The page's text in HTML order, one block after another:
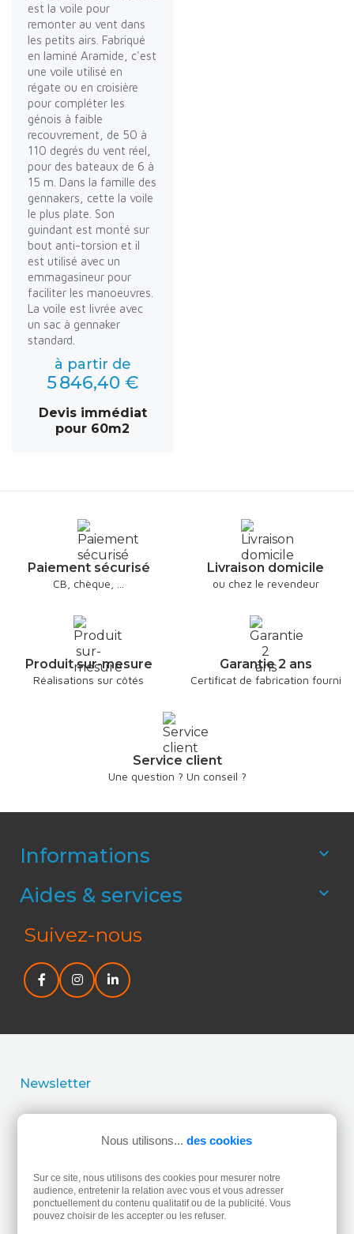
est la voile pour
remonter au vent dans
les petits airs. Fabriqué
en laminé Aramide, c'est
une voile utilisé en
régate ou en croisière
pour compléter les
génois à faible
recouvrement, de 50 à
110 degrés du vent réel,
pour des bateaux de 6 à
15 m. Dans la famille des
gennakers, cette la voile
le plus plate. Son
guindant est monté sur
bout anti-torsion et il
est utilisé avec un
emmagasineur pour
faciliter les manoeuvres.
La voile est livrée avec
un sac à gennaker
standard.
à partir de
5 846,40 €
Devis immédiat
pour 60m2
Paiement sécurisé
CB, chèque, ...
Livraison domicile
ou chez le revendeur
Produit sur-mesure
Réalisations sur côtés
Garantie 2 ans
Certificat de fabrication fourni
Service client
Une question ? Un conseil ?
Informations 
Aides & services 
Suivez-nous
Newsletter
l’utilisation de mes données personnelles.Lire la politique
Nous utilisons... des cookies
Sur ce site, nous utilisons des cookies pour mesurer notre
audience, entretenir la relation avec vous et vous adresser
ponctuellement du contenu qualitatif ou de la publicité. Vous
pouvez choisir de les accepter ou les refuser.